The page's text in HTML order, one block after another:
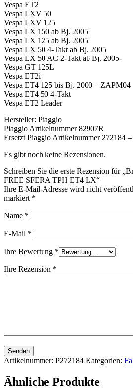
Vespa ET2
Vespa LXV 50
Vespa LXV 125
Vespa LX 150 ab Bj. 2005
Vespa LX 125 ab Bj. 2005
Vespa LX 50 4-Takt ab Bj. 2005
Vespa LX 50 AC 2-Takt ab Bj. 2005-
Vespa GT 125L
Vespa ET2i
Vespa ET4 125 bis Bj. 2000 – ZAPM04
Vespa ET4 50 4-Takt
Vespa ET2 Leader
Hersteller: Piaggio
Piaggio Artikelnummer 82907R
Ersetzt Piaggio Artikelnummer 272184
Es gibt noch keine Rezensionen.
Schreiben Sie die erste Rezension für
FREE SFERA TPH ET4 LX“
Ihre E-Mail-Adresse wird nicht
markiert *
Name *
E-Mail *
Ihre Bewertung *
Ihre Rezension *
Senden
Artikelnummer: P272184 Kategorien:
Ähnliche Produkte